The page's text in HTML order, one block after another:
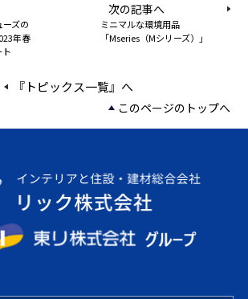
ズの
年春
次の記事へ
ミニマルな環境用品
「Mseries（Mシリーズ）」
『トピックス一覧』へ
このページのトップへ